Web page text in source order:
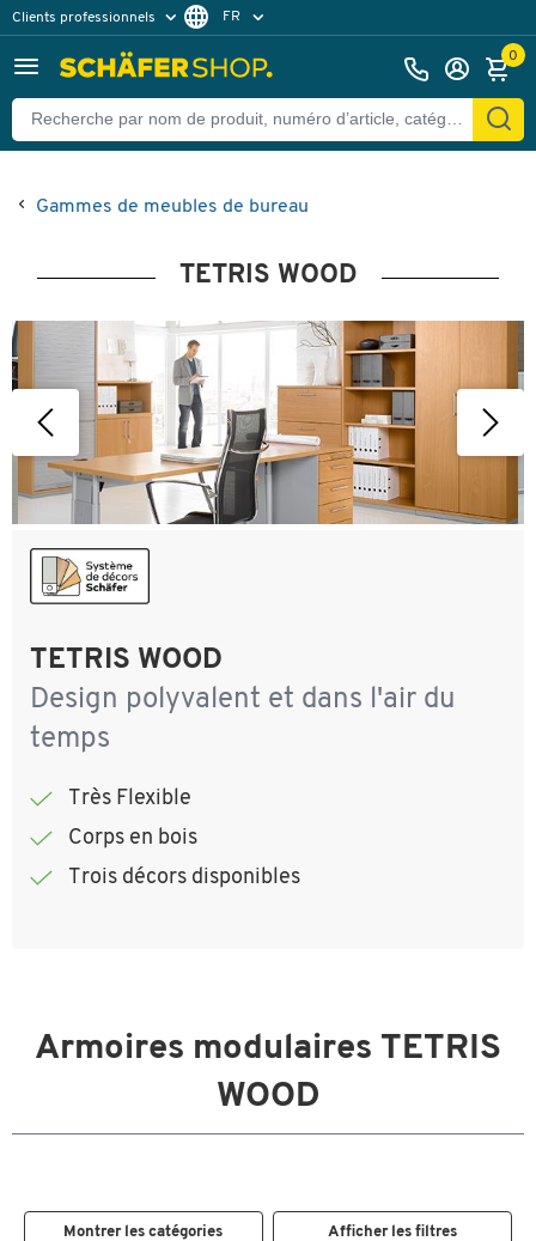
Clients professionnels
Clients particuliers
FR
0
Gammes de meubles de bureau
TETRIS WOOD
TETRIS WOOD
Design polyvalent et dans l'air du
temps
Très Flexible
Corps en bois
Trois décors disponibles
Armoires modulaires TETRIS
WOOD
Montrer les catégories Afficher les filtres